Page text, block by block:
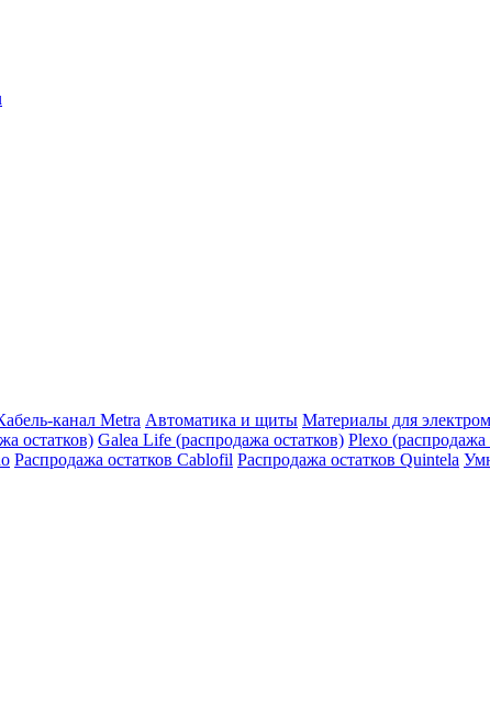
канал Metra Автоматика и щиты Материалы для
остатков) Galea Life (распродажа остатков) Plexo (распродажа
Распродажа остатков Cablofil Распродажа остатков Quintela